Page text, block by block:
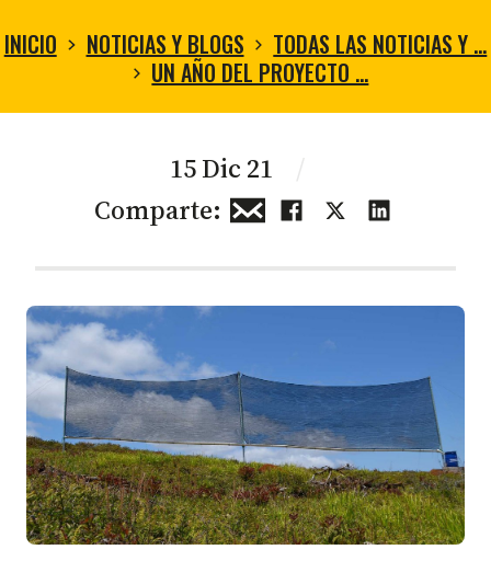
INICIO NOTICIAS Y BLOGS
TODAS LAS NOTICIAS Y …
UN AÑO DEL PROYECTO …
15 Dic 21
Comparte: